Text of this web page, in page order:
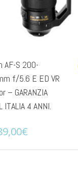
AF-S 200-
f/5.6 E ED VR
– GARANZIA
ITALIA 4 ANNI.
€